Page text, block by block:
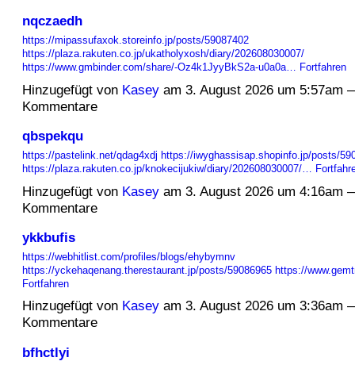
nqczaedh
https://mipassufaxok.storeinfo.jp/posts/59087402
https://plaza.rakuten.co.jp/ukatholyxosh/diary/202608030007/
https://www.gmbinder.com/share/-Oz4k1JyyBkS2a-u0a0a… Fortfahren
Hinzugefügt von Kaseyam 3. August 2026 um 5:57am
Kommentare
qbspekqu
https://pastelink.net/qdag4xdj https://iwyghassisap.shopinfo.jp/posts/
https://plaza.rakuten.co.jp/knokecijukiw/diary/202608030007/…
Hinzugefügt von Kaseyam 3. August 2026 um 4:16am
Kommentare
ykkbufis
https://webhitlist.com/profiles/blogs/ehybymnv
https://yckehaqenang.therestaurant.jp/posts/59086965 https://
Fortfahren
Hinzugefügt von Kaseyam 3. August 2026 um 3:36am
Kommentare
bfhctlyi